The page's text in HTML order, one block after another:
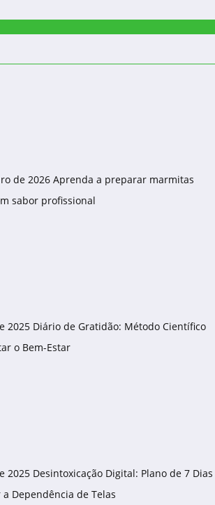
de 2026 Aprenda a preparar marmitas
sabor profissional
2025 Diário de Gratidão: Método Científico
o Bem-Estar
2025 Desintoxicação Digital: Plano de 7 Dias
Dependência de Telas